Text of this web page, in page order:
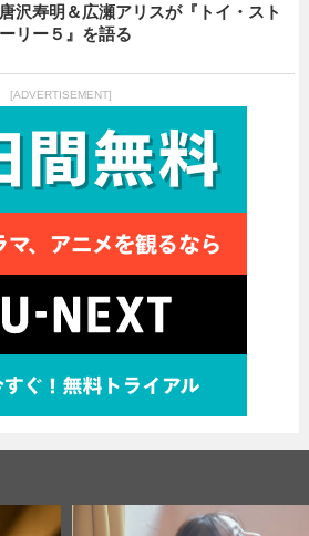
唐沢寿明＆広瀬アリスが『トイ・スト
ーリー５』を語る
[ADVERTISEMENT]